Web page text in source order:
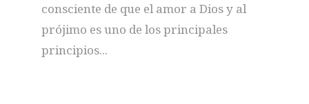
consciente de que el amor a Dios y al
prójimo es uno de los principales
principios...